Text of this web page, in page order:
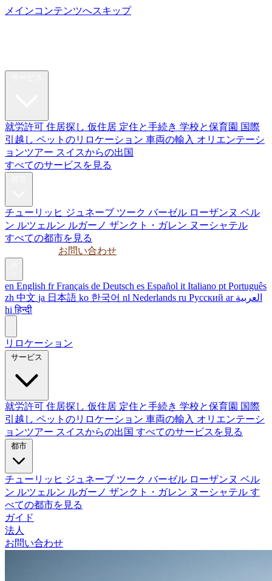
メインコンテンツへスキップ
就労許可 住居探し 仮住居 定住と手続き 学校と保育園 国際
引越し ペットのリロケーション 車両の輸入 オリエンテーシ
ョンツアー スイスからの出国
すべてのサービスを見る
チューリッヒ ジュネーブ ツーク バーゼル ローザンヌ ベル
ン ルツェルン ルガーノ ザンクト・ガレン ヌーシャテル
すべての都市を見る
お問い合わせ
en English fr Français de Deutsch es Español it Italiano pt Português
zh 中文 ja 日本語 ko 한국어 nl Nederlands ru Русский ar العربية
hi हिन्दी
リロケーション
サービス
就労許可 住居探し 仮住居 定住と手続き 学校と保育園 国際
引越し ペットのリロケーション 車両の輸入 オリエンテーシ
ョンツアー スイスからの出国 すべてのサービスを見る
都市
チューリッヒ ジュネーブ ツーク バーゼル ローザンヌ ベル
ン ルツェルン ルガーノ ザンクト・ガレン ヌーシャテル す
べての都市を見る
ガイド
法人
お問い合わせ